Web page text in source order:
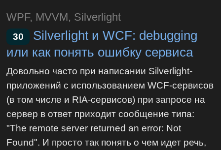
WPF, MVVM, Silverlight
30
Silverlight и WCF: debugging
или как понять ошибку сервиса
Довольно часто при написании Silverlight-
приложений с использованием WCF-сервисов
(в том числе и RIA-сервисов) при запросе на
сервер в ответ приходит сообщение типа:
"The remote server returned an error: Not
Found". И просто так понять о чем идет речь,